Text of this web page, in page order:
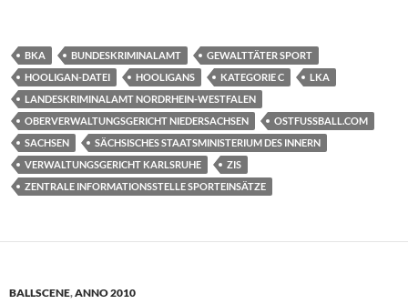
BKA BUNDESKRIMINALAMT
GEWALTTÄTER SPORT
HOOLIGAN-DATEI
HOOLIGANS KATEGORIE C
LKA
LANDESKRIMINALAMT NORDRHEIN-WESTFALEN
OBERVERWALTUNGSGERICHT NIEDERSACHSEN
OSTFUSSBALL.COM
SACHSEN
SÄCHSISCHES STAATSMINISTERIUM DES INNERN
VERWALTUNGSGERICHT KARLSRUHE
ZIS
ZENTRALE INFORMATIONSSTELLE SPORTEINSÄTZE
BALLSCENE,ANNO 2010